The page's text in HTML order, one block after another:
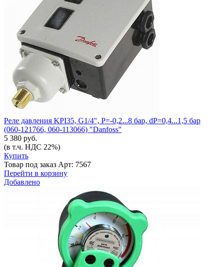
Реле давления KPI35, G1/4", P=-0,2...8 бар, dP=0,4...1,5 бар
(060-121766, 060-113066) "Danfoss"
5 380 руб.
(в т.ч. НДС 22%)
Купить
Товар под заказ Арт: 7567
Перейти в корзину
Добавлено